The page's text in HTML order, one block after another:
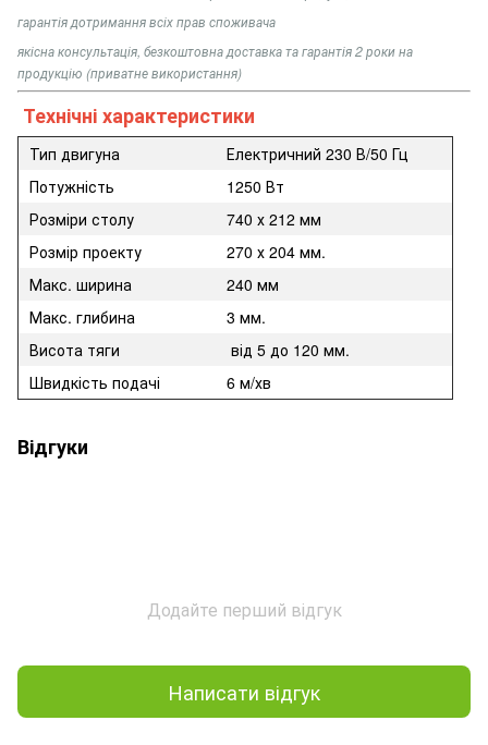
гарантія дотримання всіх прав споживача
якісна консультація, безкоштовна доставка та гарантія 2 роки на
продукцію (приватне використання)
Технічні характеристики
Тип двигуна
Електричний 230 В/50 Гц
Потужність
1250 Вт
Розміри столу
740 х 212 мм
Розмір проекту
270 х 204 мм.
Макс. ширина
240 мм
Макс. глибина
3 мм.
Висота тяги
від 5 до 120 мм.
Швидкість подачі
6 м/хв
Відгуки
Додайте перший відгук
Написати відгук